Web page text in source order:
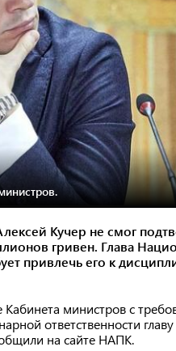
Кучер не смог
гривен. Глава
привлечь его к
министров с
ответственности главу
на сайте НАПК.